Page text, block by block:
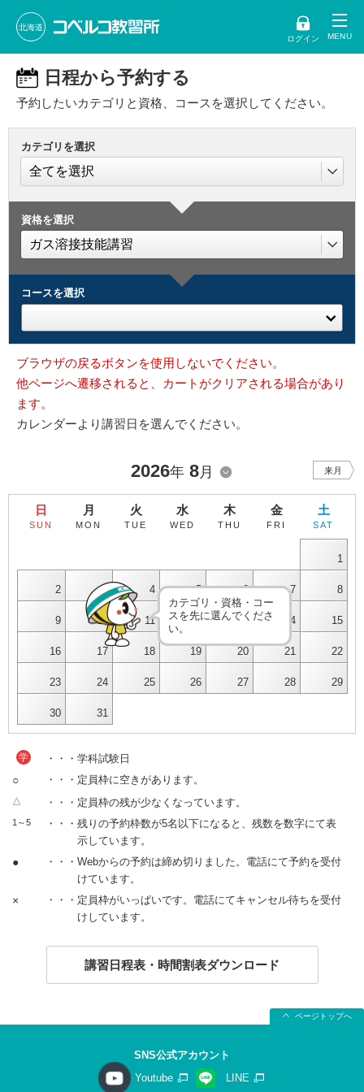
北海道
ログイン
日程から予約する
予約したいカテゴリと資格、コースを選択してください。
カテゴリを選択
資格を選択
コースを選択
ブラウザの戻るボタンを使用しないでください。
他ページへ遷移されると、カートがクリアされる場合があり
ます。
カレンダーより講習日を選んでください。
2026年 8月 来月
日
SUN
月
MON
火
TUE
水
WED
木
THU
金
FRI
土
SAT
1
2 3 4 5 6 7 8
9 10 11 12 13 14 15
16 17 18 19 20 21 22
23 24 25 26 27 28 29
30 31
カテゴリ・資格・コー
スを先に選んでくださ
い。
学 ・・・学科試験日
○ ・・・定員枠に空きがあります。
△ ・・・定員枠の残が少なくなっています。
1～5
・・・残りの予約枠数が5名以下になると、残数を数字にて表
示しています。
●
・・・Webからの予約は締め切りました。電話にて予約を受付
けています。
×
・・・定員枠がいっぱいです。電話にてキャンセル待ちを受付
けしています。
講習日程表・時間割表ダウンロード
ページトップへ
SNS公式アカウント
Youtube
LINE